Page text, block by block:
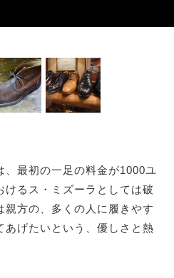
、最初の一足の料金が1000ユ
けるス・ミズーラとしては破
方の、多くの人に履きやす
あげたいという、優しさと熱